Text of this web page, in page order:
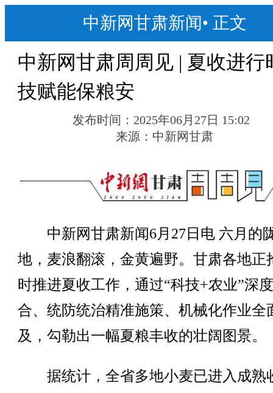
中新网甘肃新闻• 正文
中新网甘肃周周见 | 夏收进行
技赋能保粮安
发布时间： 2025年06月27日 15:02
来源： 中新网甘肃
中新网甘肃新闻6月27日电 六月的
地，麦浪翻滚，金黄遍野。甘肃各地正
时推进夏收工作，通过“科技+农业”深
合、统防统治精准施策、机械化作业全
及，勾勒出一幅夏粮丰收的壮阔图景。
据统计，全省多地小麦已进入成熟